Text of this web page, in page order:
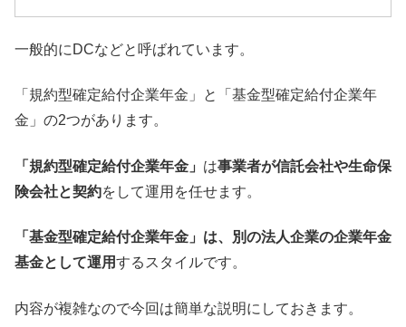
一般的にDCなどと呼ばれています。
「規約型確定給付企業年金」と「基金型確定給付企業年
金」 の2つがあります。
「規約型確定給付企業年金」 は事業者が信託会社や生命保
険会社と契約をして運用を任せます。
「基金型確定給付企業年金」は、
別の法人企業の企業年金
基金として運用するスタイルです。
内容が複雑なので今回は簡単な説明にしておきます。